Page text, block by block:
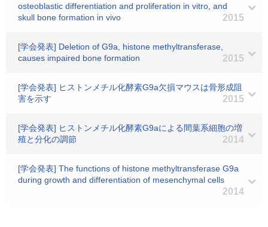
osteoblastic differentiation and proliferation in vitro, and
skull bone formation in vivo
2015
[学会発表] Deletion of G9a, histone methyltransferase,
causes impaired bone formation
2015
[学会発表] ヒストンメチル化酵素G9a欠損マウスは骨形成阻
害を示す
2015
[学会発表] ヒストンメチル化酵素G9aによる間葉系細胞の増
殖と分化の調節
2014
[学会発表] The functions of histone methyltransferase G9a
during growth and differentiation of mesenchymal cells
2014